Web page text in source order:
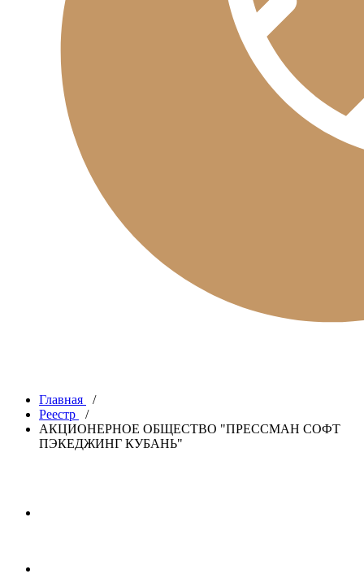
Главная
/
Реестр
/
АКЦИОНЕРНОЕ ОБЩЕСТВО "ПРЕССМАН СОФТ
ПЭКЕДЖИНГ КУБАНЬ"